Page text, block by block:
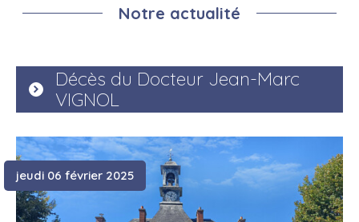
Notre actualité
Décès du Docteur Jean-Marc
VIGNOL
jeudi 06 février 2025